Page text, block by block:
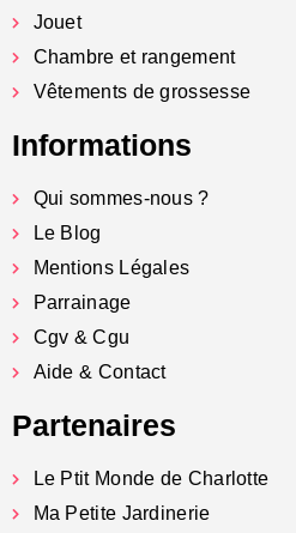
Jouet
Chambre et rangement
Vêtements de grossesse
Informations
Qui sommes-nous ?
Le Blog
Mentions Légales
Parrainage
Cgv & Cgu
Aide & Contact
Partenaires
Le Ptit Monde de Charlotte
Ma Petite Jardinerie